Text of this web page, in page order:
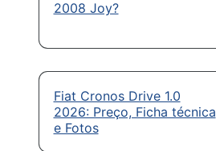
2008 Joy?
Fiat Cronos Drive 1.0
2026: Preço, Ficha técnica
e Fotos